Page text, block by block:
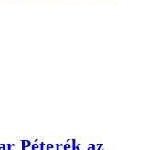
Péterék az